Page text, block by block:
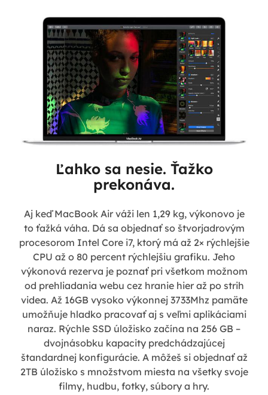
Ľahko sa nesie. Ťažko
prekonáva.
Aj keď MacBook Air váži len 1,29 kg, výkonovo je
to ťažká váha. Dá sa objednať so štvorjadrovým
procesorom Intel Core i7, ktorý má až 2× rýchlejšie
CPU až o 80 percent rýchlejšiu grafiku. Jeho
výkonová rezerva je poznať pri všetkom možnom
od prehliadania webu cez hranie hier až po strih
videa. Až 16GB vysoko výkonnej 3733Mhz pamäte
umožňuje hladko pracovať aj s veľmi aplikáciami
naraz. Rýchle SSD úložisko začína na 256 GB –
dvojnásobku kapacity predchádzajúcej
štandardnej konfigurácie. A môžeš si objednať až
2TB úložisko s množstvom miesta na všetky svoje
filmy, hudbu, fotky, súbory a hry.